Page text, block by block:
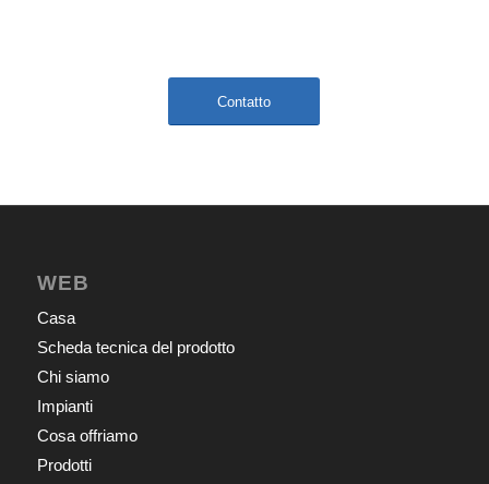
Contatto
WEB
Casa
Scheda tecnica del prodotto
Chi siamo
Impianti
Cosa offriamo
Prodotti